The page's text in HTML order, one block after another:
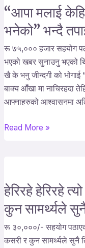
छौ।
“आपा मलाई
भनेको” भन्दै
रू ७५,००० हजार सहयोग
भएको खबर सुनाउनु भएको
खै के भनु जीन्दगी को भोगाई
बाक्य आँखा मा नाचिरहदा
आफ्नाहरुको आश्वासनमा
“आपा
मलाई
केहि
रोग
छैन
रे
Doctor
ले
भन्दै
आउने
छ।
Read More »
हेरिरहे हेरिरहे
कुन सामर्थ्यले
रू ३०,०००/- सहयोग
कसरी र कुन सामर्थ्यले सुनै
हेरिरहे
त्यो
जुनजस्तो
मुहार